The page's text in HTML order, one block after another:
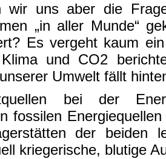
wir uns aber die
„in aller Munde“
Es vergeht kaum
und CO2
Umwelt fällt
bei der
fossilen
der beiden
kriegerische, blutige